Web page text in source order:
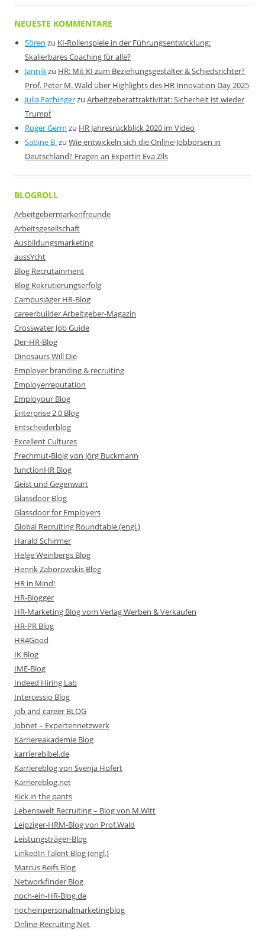
NEUESTE KOMMENTARE
Sören zu KI-Rollenspiele in der Führungsentwicklung:
Skalierbares Coaching für alle?
Jannikzu HR: Mit KI zum Beziehungsgestalter & Schiedsrichter?
Prof. Peter M. Wald über Highlights des HR Innovation Day 2025
Julia Fachingerzu Arbeitgeberattraktivität: Sicherheit ist wieder
Trumpf
Roger Germ zu HR Jahresrückblick 2020 im Video
Sabine B.zu Wie entwickeln sich die Online-Jobbörsen in
Deutschland? Fragen an Expertin Eva Zils
BLOGROLL
Arbeitgebermarkenfreunde
Arbeitsgesellschaft
Ausbildungsmarketing
aussYcht
Blog Recrutainment
Blog Rekrutierungserfolg
Campusjäger HR-Blog
careerbuilder Arbeitgeber-Magazin
Crosswater Job Guide
Der-HR-Blog
Dinosaurs Will Die
Employer branding & recruiting
Employerreputation
Employour Blog
Enterprise 2.0 Blog
Entscheiderblog
Excellent Cultures
Frechmut-Bloig von Jörg Buckmann
functionHR Blog
Geist und Gegenwart
Glassdoor Blog
Glassdoor for Employers
Global Recruiting Roundtable (engl.)
Harald Schirmer
Helge Weinbergs Blog
Henrik Zaborowskis Blog
HR in Mind!
HR-Blogger
HR-Marketing Blog vom Verlag Werben & Verkaufen
HR-PR Blog
HR4Good
IK Blog
IME-Blog
Indeed Hiring Lab
Intercessio Blog
job and career BLOG
Jobnet – Expertennetzwerk
Karriereakademie Blog
karrierebibel.de
Karriereblog von Svenja Hofert
Karriereblog.net
Kick in the pants
Lebenswelt Recruiting – Blog von M.Witt
Leipziger-HRM-Blog von Prof.Wald
Leistungsträger-Blog
LinkedIn Talent Blog (engl.)
Marcus Reifs Blog
Networkfinder Blog
noch-ein-HR-Blog.de
nocheinpersonalmarketingblog
Online-Recruiting.Net